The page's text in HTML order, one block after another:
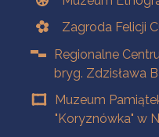
Zagroda Felicji
Regionalne
bryg. Zdzisława
Muzeum
"Koryznówka" w